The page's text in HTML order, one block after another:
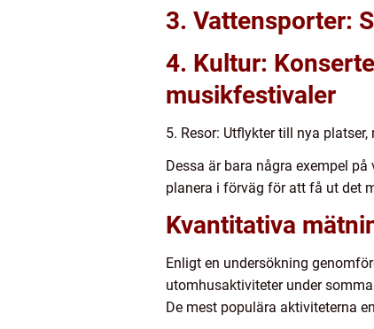
3. Vattensporter:
4. Kultur:
musikfestivaler
5. Resor: Utflykter till nya
Dessa är bara några exempel
planera i förväg för att få ut det
Kvantitativa
Enligt en undersökning
utomhusaktiviteter under
De mest populära aktiviteterna